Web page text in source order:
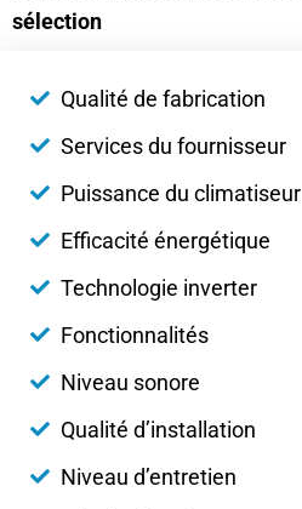
sélection
Qualité de fabrication
Services du fournisseur
Puissance du climatiseur
Efficacité énergétique
Technologie inverter
Fonctionnalités
Niveau sonore
Qualité d’installation
Niveau d’entretien